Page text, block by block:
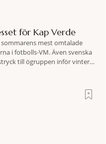
för Kap Verde
mest omtalade
i fotbolls-VM. Även svenska
till ögruppen inför vintern.